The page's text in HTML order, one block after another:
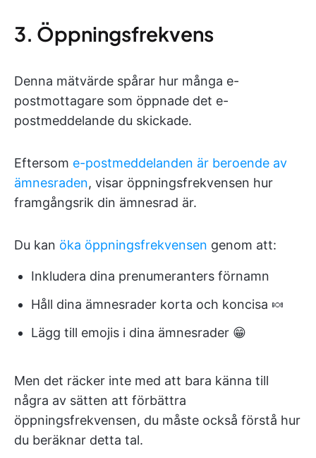
3. Öppningsfrekvens
Denna mätvärde spårar hur många e-
postmottagare som öppnade det e-
postmeddelande du skickade.
Eftersom e-postmeddelanden är beroende av
ämnesraden, visar öppningsfrekvensen hur
framgångsrik din ämnesrad är.
Du kan öka öppningsfrekvensen genom att:
Inkludera dina prenumeranters förnamn
Håll dina ämnesrader korta och koncisa 🍬
Lägg till emojis i dina ämnesrader 😁
Men det räcker inte med att bara känna till
några av sätten att förbättra
öppningsfrekvensen, du måste också förstå hur
du beräknar detta tal.